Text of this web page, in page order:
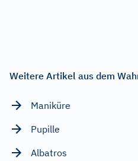
Weitere Artikel aus dem
Maniküre
Pupille
Albatros